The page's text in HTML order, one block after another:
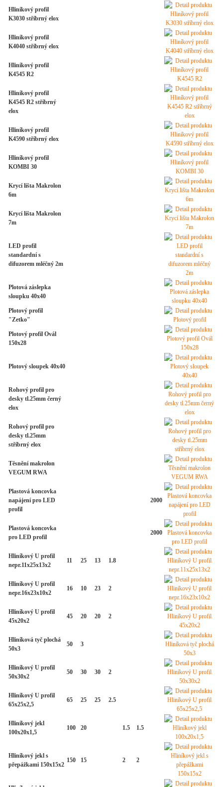
Hliníkový profil
K3030 stříbrný elox
Hliníkový profil
K4040 stříbrný elox
Hliníkový profil
K4545 R2
Hliníkový profil
K4545 R2 stříbrný
elox
Hliníkový profil
K4590 stříbrný elox
Hliníkový profil
KOMBI 30
Krycí lišta Makrolon
6m
Krycí lišta Makrolon
7m
LED profil
standardní s
difuzorem mléčný 2m
Plotová záslepka
sloupku 40x40
Plotový profil
"Zetko"
Plotový profil Ovál
150x28
Plotový sloupek 40x40
Rohový profil pro
desky tl.25mm černý
elox
Rohový profil pro
desky tl.25mm
stříbrný elox
Těsnění makrolon
VEGUM RWA
Plastová koncovka
napájení pro LED
profil
2000
Plastová koncovka
pro LED profil
2000
Hliníkový U profil
nepr.11x25x13x2
11 25 13 1.8
Hliníkový U profil
nepr.16x23x10x2
16 10 23 2
Hliníkový U profil
45x20x2
45 20 20 2
Hliníková tyč plochá
50x3
50 3
Hliníkový U profil
50x30x2
50 30 30 2
Hliníkový U profil
65x25x2,5
65 25 25 2.5
Hliníkový jekl
100x20x1,5
100 20 1.5 1.5
Hliníkový jekl s
přepážkami 150x15x2
150 15 2 2